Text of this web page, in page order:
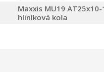
Maxxis MU19 AT25x10-
hliníková kola